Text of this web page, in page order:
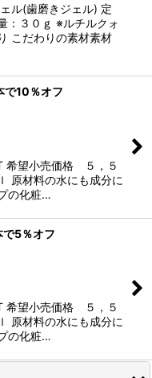
ル(歯磨きジェル) 定
３０ｇ ※ルチルクォ
こだわりの素材素材
10％オフ
希望小売価格 ５，５
材料の水にも成分に
の化粧…
5％オフ
希望小売価格 ５，５
材料の水にも成分に
の化粧…